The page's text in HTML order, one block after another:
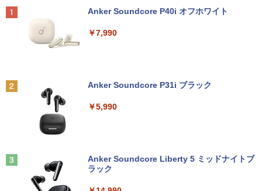
たはSSD128GB Windows11/10 OS選択
証 中古パソコン 中古ノートパソコン【中
【エントリーでポイント10倍】 【Dラン
メラ 指紋認証 顔認証 レノボ
D 120GB/DVD-ROM/送料無料【オプショ
【エントリーでポイント100％還元のチ
ore i3 10110U 16GB DDR4 64GBまで増
ップPC
￥792
￥792
￥9,030
Anker Soundcore P40i オフホワイト
￥7,990
Anker Soundcore P31i ブラック
￥5,990
Anker Soundcore Liberty 5 ミッドナイトブ
ラック